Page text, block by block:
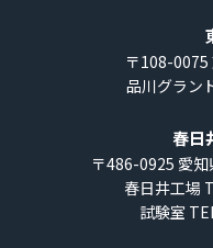
〒108-0075
品川グラン
春日
〒486-0925 愛
春日井工場
試験室